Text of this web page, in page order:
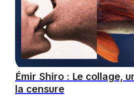
Émir Shiro : Le collage,
la censure